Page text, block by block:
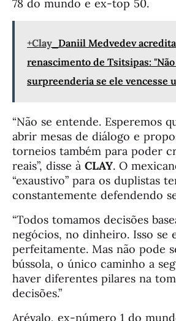
78 do mundo e ex-top 50.
+Clay Daniil Medvedev
renascimento de Tsitsipas:
surpreenderia se ele vencesse
“Não se entende. Esperemos
abrir mesas de diálogo e
torneios também para poder
reais”, disse à CLAY. O
“exaustivo” para os duplistas
constantemente defendendo
“Todos tomamos decisões
negócios, no dinheiro. Isso se
perfeitamente. Mas não pode
bússola, o único caminho a
haver diferentes pilares na
decisões.”
Arévalo, ex-número 1 do